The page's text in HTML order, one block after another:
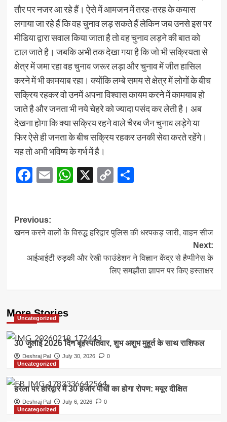
तौर पर नजर आ रहे हैं। ऐसे में आमजन में तरह-तरह के कयास
लगाया जा रहे हैं कि वह चुनाव लड़ सकते हैं लेकिन जब उनसे इस पर
मीडिया द्वारा सवाल किया जाता है तो वह चुनाव लड़ने की बात को
टाल जाते है। जबकि अभी तक देखा गया है कि जो भी सक्रियता से
क्षेत्र में जमा रहा वह चुनाव जरूर लड़ा और चुनाव में जीत हासिल
करने में भी कामयाब रहा। क्योंकि लम्बे समय से क्षेत्र में लोगों के बीच
सक्रिय रहकर वो उनमें अपना विश्वास कायम करने में कामयाब हो
जाते है और जनता भी नये चेहरे को ज्यादा पसंद कर लेती है। अब
देखना होगा कि क्या सक्रिय रहने वाले चैरब जैन चुनाव लड़ेगे या
फिर ऐसे ही जनता के बीच सक्रिय रहकर उनकी सेवा करते रहेंगे।
यह तो अभी भविष्य के गर्भ में है।
Facebook
EmailWhatsApp
X CopyShare
Post
navigation
Previous:
खनन करने वालों के विरुद्ध हरिद्वार पुलिस की धरपकड़ जारी, वाहन सीज
Next:
आईआईटी रुड़की और रेखी फाउंडेशन ने विज्ञान केंद्र से हैप्पीनेस के
लिए समझौता ज्ञापन पर किए हस्ताक्षर
More Stories
Uncategorized
30 जुलाई 2026 दिन बृहस्पतिवार, शुभ अशुभ मुहूर्त के साथ राशिफल
Deshraj Pal July 30, 2026
0
Uncategorized
हरेला पर हरिद्वार में 30 हजार पौधों का होगा रोपण: मयूर दीक्षित
Deshraj Pal July 6, 2026
0
Uncategorized